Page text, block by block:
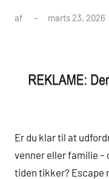
af marts 23, 2026
Er du klar til at
venner eller familie
tiden tikker? Escape